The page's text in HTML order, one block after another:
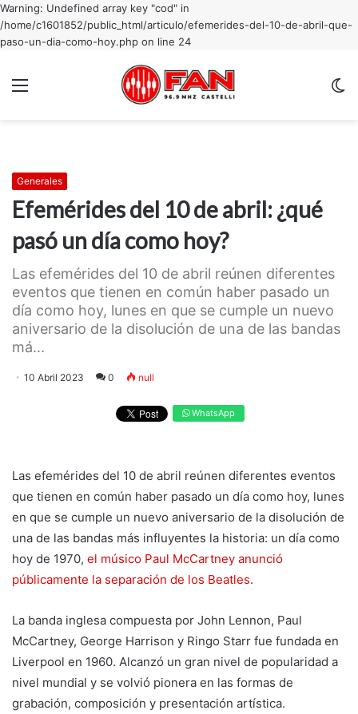
Warning: Undefined array key "cod" in
/home/c1601852/public_html/articulo/efemerides-del-10-de-abril-que-
paso-un-dia-como-hoy.php on line 24
Generales
Efemérides del 10 de abril: ¿qué
pasó un día como hoy?
Las efemérides del 10 de abril reúnen diferentes
eventos que tienen en común haber pasado un
día como hoy, lunes en que se cumple un nuevo
aniversario de la disolución de una de las bandas
má...
10 Abril 2023 0 null
WhatsApp
Las efemérides del 10 de abril reúnen diferentes eventos
que tienen en común haber pasado un día como hoy, lunes
en que se cumple un nuevo aniversario de la disolución de
una de las bandas más influyentes la historia: un día como
hoy de 1970, el músico Paul McCartney anunció
públicamente la separación de los Beatles.
La banda inglesa compuesta por John Lennon, Paul
McCartney, George Harrison y Ringo Starr fue fundada en
Liverpool en 1960. Alcanzó un gran nivel de popularidad a
nivel mundial y se volvió pionera en las formas de
grabación, composición y presentación artística.